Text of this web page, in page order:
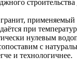
применяемый
при
нулевым
с
и технологичнее.